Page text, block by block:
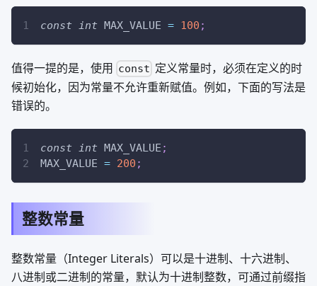
const int MAX_VALUE = 100 ;
值得一提的是，使用 const 定义常量时，必须在定义的时
候初始化，因为常量不允许重新赋值。例如，下面的写法是
错误的。
const int MAX_VALUE ;
MAX_VALUE = 200 ;
整数常量
整数常量（Integer Literals）可以是十进制、十六进制、
八进制或二进制的常量，默认为十进制整数，可通过前缀指